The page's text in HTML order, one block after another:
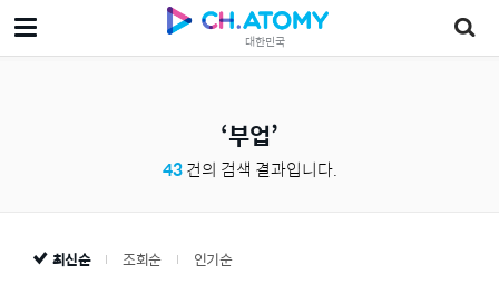
대한민국
부업
43건의 검색 결과입니다.
최신순 조회순 인기순